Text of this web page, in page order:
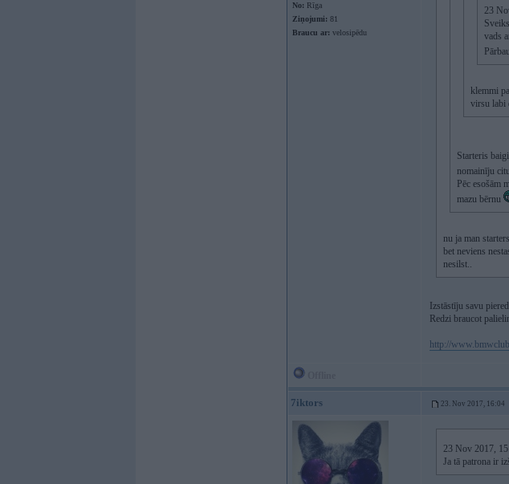
No: Rīga
Ziņojumi: 81
Braucu ar: velosipēdu
23
vads
klemmi
virsu labi
Starteris
nomainīju
Pēc esošām
mazu bērnu
nu ja man
bet neviens
nesilst..
Izstāstīju savu
Redzi braucot
http://
7iktors 23. Nov 2017, 16:04
23 Nov 2017,
Ja tā patrona ir